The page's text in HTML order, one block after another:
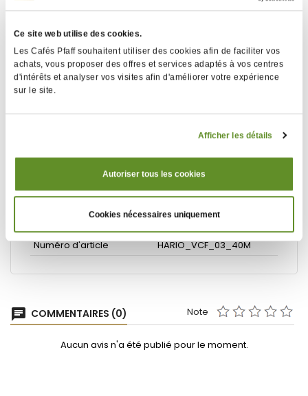
Ce site web utilise des cookies.
Les Cafés Pfaff souhaitent utiliser des cookies afin de faciliter vos
achats, vous proposer des offres et services adaptés à vos centres
d'intérêts et analyser vos visites afin d'améliorer votre expérience
sur le site.
Afficher les détails
Autoriser tous les cookies
Cookies nécessaires uniquement
Partager
Consommables
Numéro d'article
HARIO_VCF_03_40M
chat COMMENTAIRES (0) Note
Aucun avis n'a été publié pour le moment.